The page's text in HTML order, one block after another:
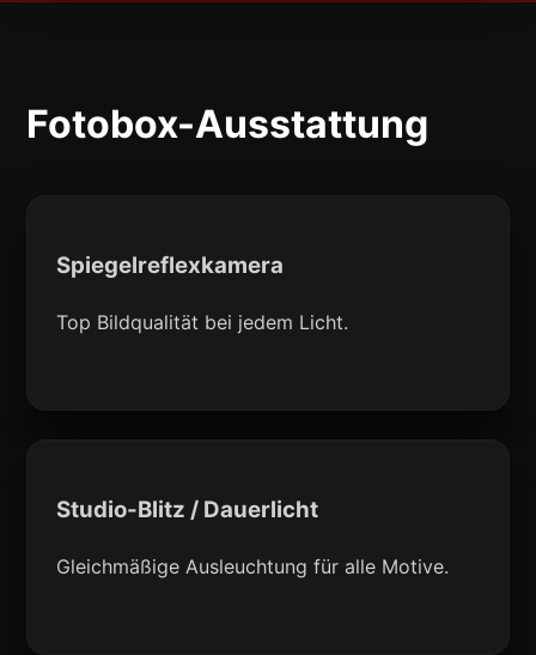
Fotobox-Ausstattung
Spiegelreflexkamera
Top Bildqualität bei jedem Licht.
Studio-Blitz / Dauerlicht
Gleichmäßige Ausleuchtung für alle Motive.